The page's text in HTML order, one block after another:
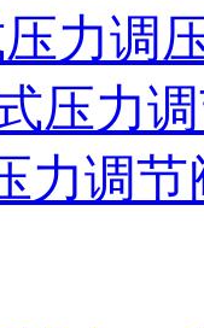
力调
压力
力调节